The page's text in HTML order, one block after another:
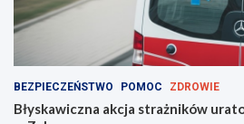
BEZPIECZEŃSTWO POMOC ZDROWIE
Błyskawiczna akcja strażników